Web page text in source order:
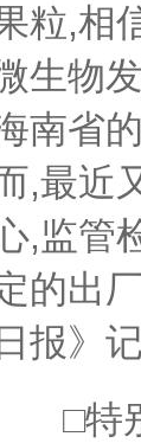
粒,相
生物
南省
,最近
,监管
的出
报》
□特